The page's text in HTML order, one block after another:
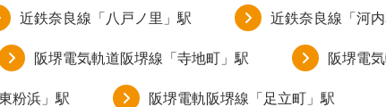
近鉄奈良線「八戸ノ里」駅 近鉄奈良線「河
阪堺電気軌道阪堺線「寺地町」駅 阪堺電
粉浜」駅 阪堺電軌阪堺線「足立町」駅